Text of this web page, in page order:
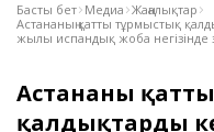
Басты бет Медиа Жаңалықтар
Астананың қатты тұрмыстық
жылы испандық жоба негізінде
Астананың
қалдықтарды